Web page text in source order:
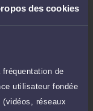
des cookies
de
utilisateur fondée
(vidéos, réseaux
300 €
TTC